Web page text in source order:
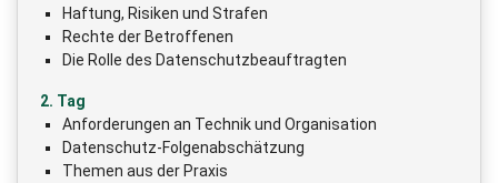
Haftung, Risiken und Strafen
Rechte der Betroffenen
Die Rolle des Datenschutzbeauftragten
2. Tag
Anforderungen an Technik und Organisation
Datenschutz-Folgenabschätzung
Themen aus der Praxis